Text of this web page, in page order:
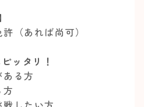
（あれば尚可）
ッタリ！
ある方